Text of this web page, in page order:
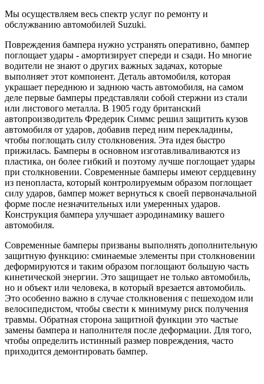
Мы осуществляем весь спектр услуг по ремонту и
обслужванию автомобилей Suzuki.
Повреждения бампера нужно устранять оперативно, бампер
поглощает удары - амортизирует спереди и сзади. Но многие
водители не знают о других важных задачах, которые
выполняет этот компонент. Деталь автомобиля, которая
украшает переднюю и заднюю часть автомобиля, на самом
деле первые бамперы представляли собой стержни из стали
или листового металла. В 1905 году британский
автопроизводитель Фредерик Симмс решил защитить кузов
автомобиля от ударов, добавив перед ним перекладины,
чтобы поглощать силу столкновения. Эта идея быстро
прижилась. Бамперы в основном изготавливаливаются из
пластика, он более гибкий и поэтому лучше поглощает удары
при столкновении. Современные бамперы имеют сердцевину
из пенопласта, который контролируемым образом поглощает
силу ударов, бампер может вернуться к своей первоначальной
форме после незначительных или умеренных ударов.
Конструкция бампера улучшает аэродинамику вашего
автомобиля.
Современные бамперы призваны выполнять дополнительную
защитную функцию: сминаемые элементы при столкновении
деформируются и таким образом поглощают большую часть
кинетической энергии. Это защищает не только автомобиль,
но и объект или человека, в который врезается автомобиль.
Это особенно важно в случае столкновения с пешеходом или
велосипедистом, чтобы свести к минимуму риск получения
травмы. Обратная сторона защитной функции это частые
замены бампера и наполнителя после деформации. Для того,
чтобы определить истинный размер повреждения, часто
приходится демонтировать бампер.